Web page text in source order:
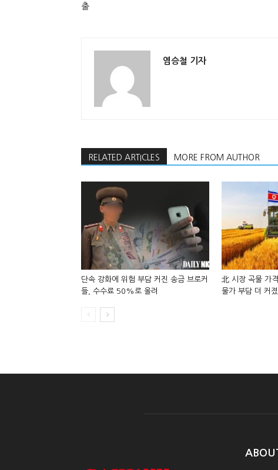
출
염승철 기자
RELATED ARTICLES MORE FROM AUTHOR
단속 강화에 위험 부담 커진 송금 브로커
들, 수수료 50%로 올려
北 시장 곡물 가
물가 부담 더 커